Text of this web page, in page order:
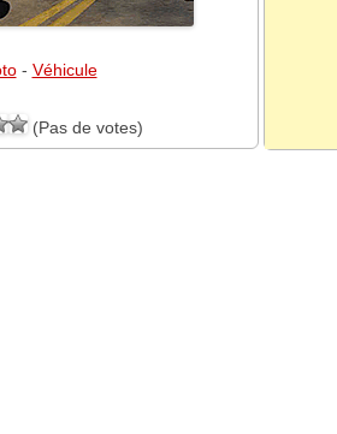
- Véhicule
(Pas de votes)